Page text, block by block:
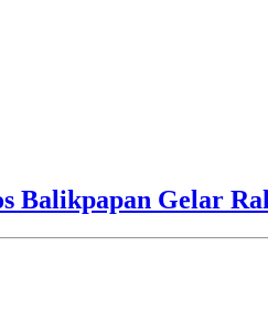
Balikpapan Gelar